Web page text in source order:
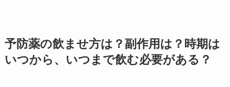
予防薬の飲ませ方は？副作用は？時期は
いつから、いつまで飲む必要がある？